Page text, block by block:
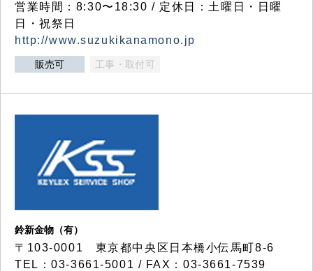
営業時間：8:30〜18:30 / 定休日：土曜日・日曜
日・祝祭日
http://www.suzukikanamono.jp
販売可 工事・取付可
鈴新金物（有）
〒103-0001 東京都中央区日本橋小伝馬町8-6
TEL：03-3661-5001 / FAX：03-3661-7539